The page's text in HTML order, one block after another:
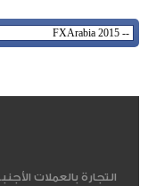
التجارة بالعملات